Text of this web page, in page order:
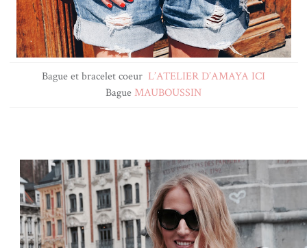
Bague et bracelet coeur L’ATELIER D’AMAYA ICI
BagueMAUBOUSSIN